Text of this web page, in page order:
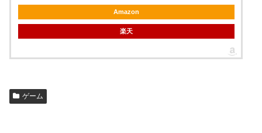
Amazon
楽天
ゲーム